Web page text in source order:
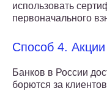
использовать
первоначального
Способ 4. Акции
Банков в России
борются за